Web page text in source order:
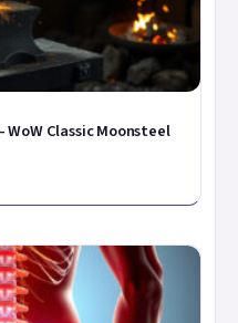
Classic Moonsteel